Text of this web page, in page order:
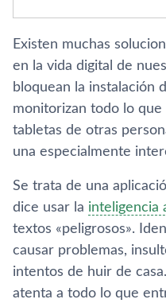
Existen muchas
en la vida digital de
bloquean la instalación
monitorizan todo lo
tabletas de otras
una especialmente
Se trata de una
dice usar la inteligencia
textos «peligrosos».
causar problemas,
intentos de huir de
atenta a todo lo que